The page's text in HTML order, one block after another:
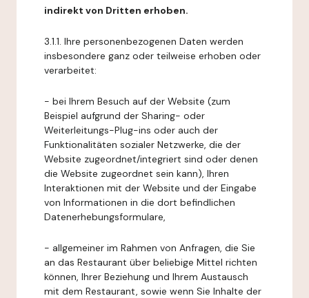
indirekt von Dritten erhoben.
3.1.1. Ihre personenbezogenen Daten werden
insbesondere ganz oder teilweise erhoben oder
verarbeitet:
- bei Ihrem Besuch auf der Website (zum
Beispiel aufgrund der Sharing- oder
Weiterleitungs-Plug-ins oder auch der
Funktionalitäten sozialer Netzwerke, die der
Website zugeordnet/integriert sind oder denen
die Website zugeordnet sein kann), Ihren
Interaktionen mit der Website und der Eingabe
von Informationen in die dort befindlichen
Datenerhebungsformulare,
- allgemeiner im Rahmen von Anfragen, die Sie
an das Restaurant über beliebige Mittel richten
können, Ihrer Beziehung und Ihrem Austausch
mit dem Restaurant, sowie wenn Sie Inhalte der